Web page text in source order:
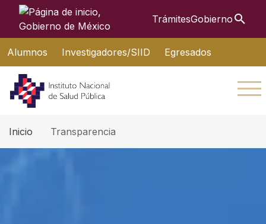
Interruptor de Navegación
TrámitesGobierno
Alumnos Investigadores/SIID Egresados
Inicio Transparencia